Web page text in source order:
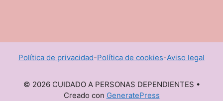
Política de privacidad-Política de cookies-Aviso legal
© 2026 CUIDADO A PERSONAS DEPENDIENTES •
Creado con GeneratePress